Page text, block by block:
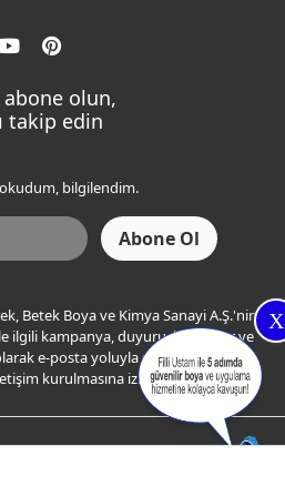
X
Koşulları
olun,
takip edin
okudum, bilgilendim.
Betek Boya ve Kimya Sanayi A.Ş.'nin
ilgili kampanya, duyuru, hizmetler ve
e-posta yoluyla şahsıma
kurulmasına izin veriyorum.